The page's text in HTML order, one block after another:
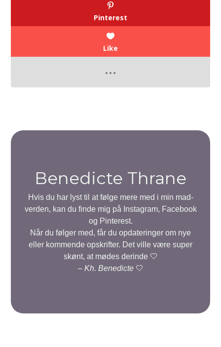
Pinterest
Like
Benedicte Thrane
Hvis du har lyst til at følge mere med i min mad-
verden, kan du finde mig på Instagram, Facebook
og Pinterest.
Når du følger med, får du opdateringer om nye
eller kommende opskrifter. Det ville være super
skønt, at mødes derinde 🤍
– Kh. Benedicte🤍